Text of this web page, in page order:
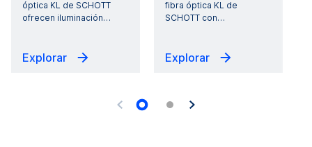
óptica KL de SCHOTT
ofrecen iluminación…
Explorar
fibra óptica KL de
SCHOTT con…
Explorar